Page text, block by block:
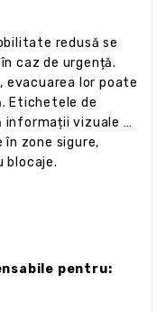
redusă se
caz de urgență.
evacuarea lor poate
Etichetele de
informații vizuale și
zone sigure,
blocaje.
pentru: